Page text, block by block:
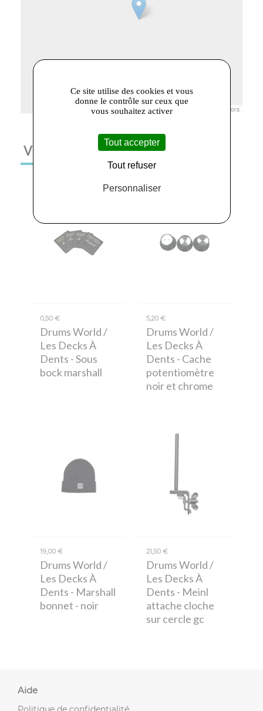
© Openstreetmap France | ©OpenStreetMap contributors
VOUS AIMEREZ AUSSI
0,50 €
Drums World /
Les Decks À
Dents - Sous
bock marshall
5,20 €
Drums World /
Les Decks À
Dents - Cache
potentiomètre
noir et chrome
19,00 €
Drums World /
Les Decks À
Dents - Marshall
bonnet - noir
21,50 €
Drums World /
Les Decks À
Dents - Meinl
attache cloche
sur cercle gc
Aide
Ce site utilise des cookies et vous
donne le contrôle sur ceux que
vous souhaitez activer
Tout accepter
Tout refuser
Personnaliser